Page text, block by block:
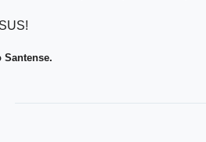
Santense.